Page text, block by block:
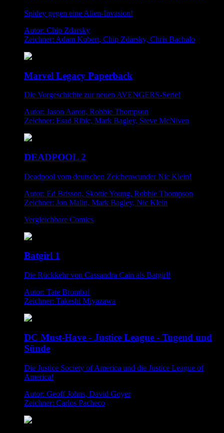
Spidey gegen eine Alien-Invasion!
Autor: Chip Zdarsky
Zeichner: Adam Kubert, Chip Zdarsky, Chris Bachalo
Marvel Legacy Paperback
Die Vorgeschichte zur neuen AVENGERS-Serie!
Autor: Jason Aaron, Robbie Thompson
Zeichner: Esad Ribic, Mark Bagley, Steve McNiven
DEADPOOL 2
Deadpool vom deutschen Zeichenwunder Nic Klein!
Autor: Ed Brisson, Skottie Young, Robbie Thompson
Zeichner: Jon Malin, Mark Bagley, Nic Klein
Vergleichbare Comics
Batgirl 1
Die Rückkehr von Cassandra Cain als Batgirl!
Autor: Tate Brombal
Zeichner: Takeshi Miyazawa
DC Must-Have - Justice League - Tugend und
Sünde
Die Justice Society of America und die Justice League of
America!
Autor: Geoff Johns, David Goyer
Zeichner: Carlos Pacheco